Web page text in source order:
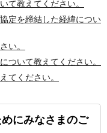
て教えてください。
定を締結した経緯につい
い。
ついて教えてください。
てください。
にみなさまのご